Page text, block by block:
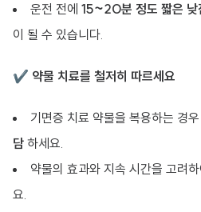
운전 전에 15~20분 정도 짧은 낮
이 될 수 있습니다.
✔ 약물 치료를 철저히 따르세요
기면증 치료 약물을 복용하는 경우
담 하세요.
약물의 효과와 지속 시간을 고려
요.